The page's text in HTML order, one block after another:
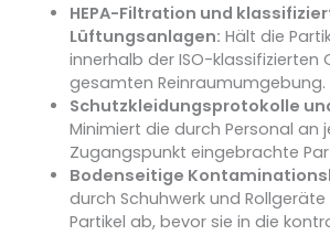
HEPA-Filtration und
Lüftungsanlagen: Hält die
innerhalb der ISO-klassifizierten
gesamten Reinraumumgebung.
Schutzkleidungsprotokolle
Minimiert die durch Personal an
Zugangspunkt eingebrachte
Bodenseitige
durch Schuhwerk und
Partikel ab, bevor sie in die